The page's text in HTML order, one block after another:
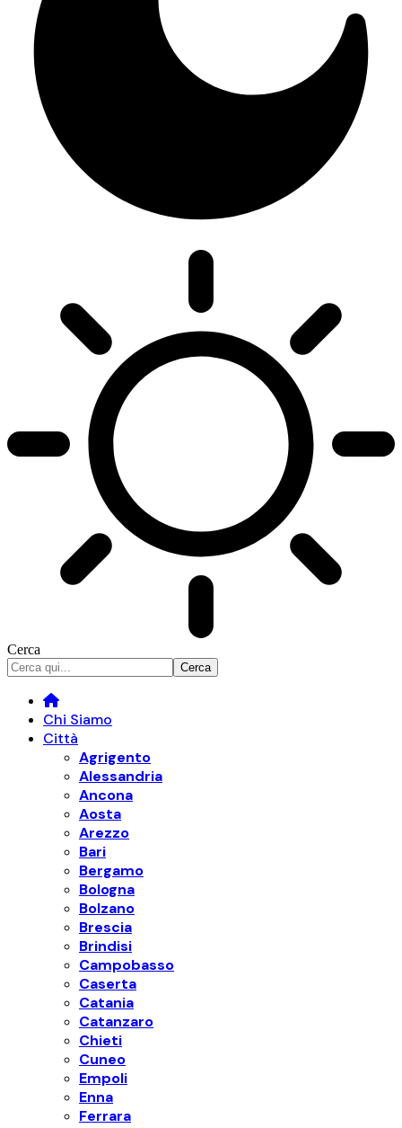
Cerca
Chi Siamo
Città
Agrigento
Alessandria
Ancona
Aosta
Arezzo
Bari
Bergamo
Bologna
Bolzano
Brescia
Brindisi
Campobasso
Caserta
Catania
Catanzaro
Chieti
Cuneo
Empoli
Enna
Ferrara